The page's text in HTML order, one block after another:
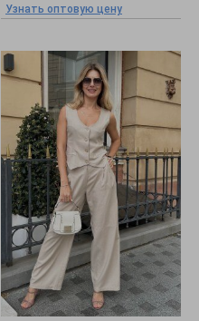
Узнать оптовую цену